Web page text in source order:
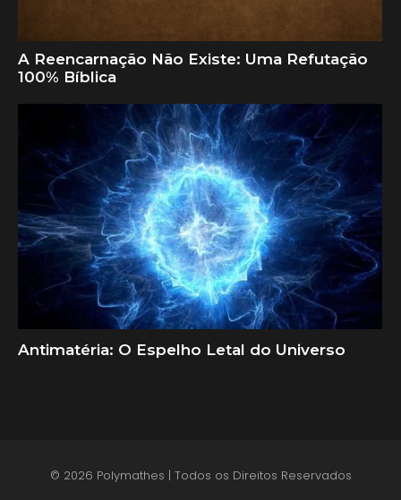
A Reencarnação Não Existe: Uma Refutação
100% Bíblica
Antimatéria: O Espelho Letal do Universo
© 2026 Polymathes | Todos os Direitos Reservados